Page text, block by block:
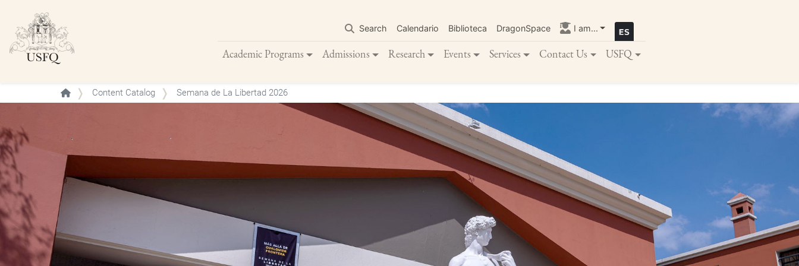
main
content
Search Calendario Biblioteca DragonSpace I am...
Academic Programs Admissions Research Events Services Contact Us USFQ
Content Catalog Semana de La Libertad 2026